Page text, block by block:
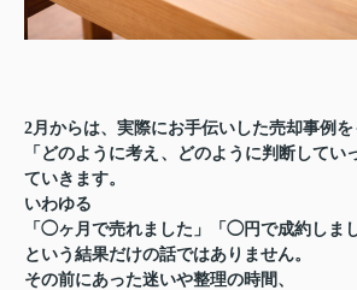
2月からは、実際にお手伝いした売却事例を
「どのように考え、どのように判断してい
ていきます。
いわゆる
「◯ヶ月で売れました」「◯円で成約しまし
という結果だけの話ではありません。
その前にあった迷いや整理の時間 、